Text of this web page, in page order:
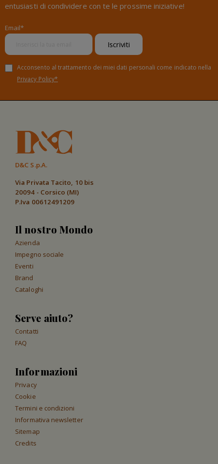
entusiasti di condividere con te le prossime iniziative!
Email*
Iscriviti
Acconsento al trattamento dei miei dati personali come indicato nella
Privacy Policy*
D&C S.p.A.
Via Privata Tacito, 10 bis
20094 - Corsico (MI)
P.Iva 00612491209
Il nostro Mondo
Azienda
Impegno sociale
Eventi
Brand
Cataloghi
Serve aiuto?
Contatti
FAQ
Informazioni
Privacy
Cookie
Termini e condizioni
Informativa newsletter
Sitemap
Credits